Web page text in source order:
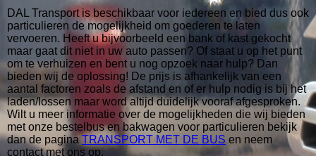
DAL Transport is beschikbaar voor iedereen en bied dus ook
particulieren de mogelijkheid om goederen te laten
vervoeren. Heeft u bijvoorbeeld een bank of kast gekocht
maar gaat dit niet in uw auto passen? Of staat u op het punt
om te verhuizen en bent u nog opzoek naar hulp? Dan
bieden wij de oplossing! De prijs is afhankelijk van een
aantal factoren zoals de afstand en of er hulp nodig is bij het
laden/lossen maar word altijd duidelijk vooraf afgesproken.
Wilt u meer informatie over de mogelijkheden die wij bieden
met onze bestelbus en bakwagen voor particulieren bekijk
dan de paginaTRANSPORT MET DE BUS en neem
contact met ons op.